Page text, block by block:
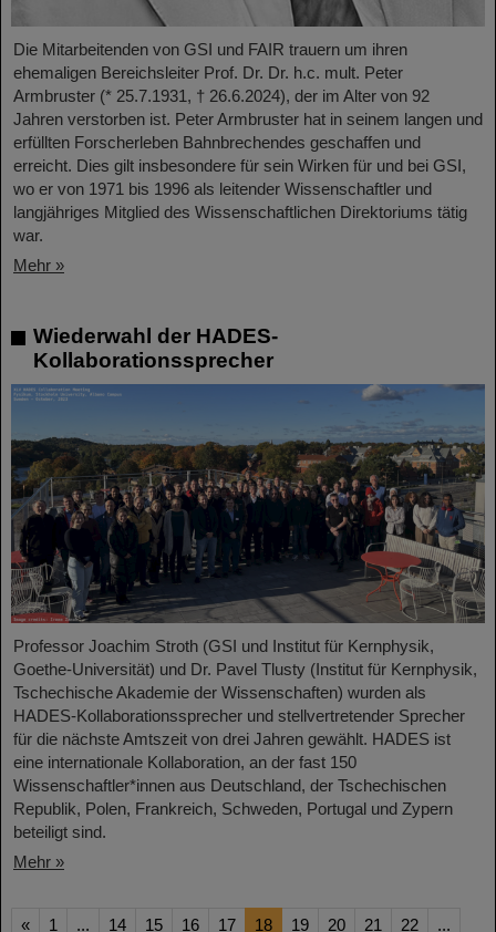
Die Mitarbeitenden von GSI und FAIR trauern um ihren
ehemaligen Bereichsleiter Prof. Dr. Dr. h.c. mult. Peter
Armbruster (* 25.7.1931, † 26.6.2024), der im Alter von 92
Jahren verstorben ist. Peter Armbruster hat in seinem langen und
erfüllten Forscherleben Bahnbrechendes geschaffen und
erreicht. Dies gilt insbesondere für sein Wirken für und bei GSI,
wo er von 1971 bis 1996 als leitender Wissenschaftler und
langjähriges Mitglied des Wissenschaftlichen Direktoriums tätig
war.
Mehr »
Wiederwahl der HADES-
Kollaborationssprecher
Professor Joachim Stroth (GSI und Institut für Kernphysik,
Goethe-Universität) und Dr. Pavel Tlusty (Institut für Kernphysik,
Tschechische Akademie der Wissenschaften) wurden als
HADES-Kollaborationssprecher und stellvertretender Sprecher
für die nächste Amtszeit von drei Jahren gewählt. HADES ist
eine internationale Kollaboration, an der fast 150
Wissenschaftler*innen aus Deutschland, der Tschechischen
Republik, Polen, Frankreich, Schweden, Portugal und Zypern
beteiligt sind.
Mehr »
« 1 ... 14 15 16 17 18 19 20 21 22
...